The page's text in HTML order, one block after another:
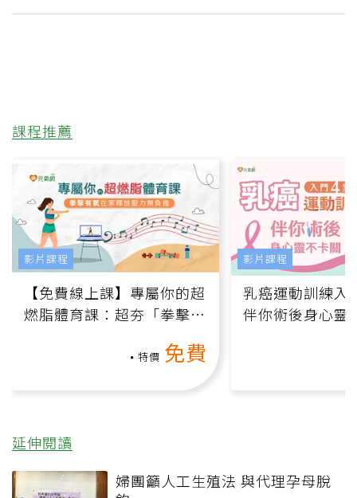
課程推薦
【免費線上課】專屬你的超
燃脂體育課：超夯「拳擊有
特價 免費
影片課程
乳癌運動訓練入
伴你術後身心靈
影片課程
延伸閱讀
婦團籲人工生殖法 與代理孕母脫